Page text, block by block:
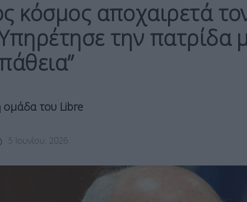
κόσμος αποχαιρετά
την πατρίδα
ομάδα του Libre
5 Ιουνίου, 2026